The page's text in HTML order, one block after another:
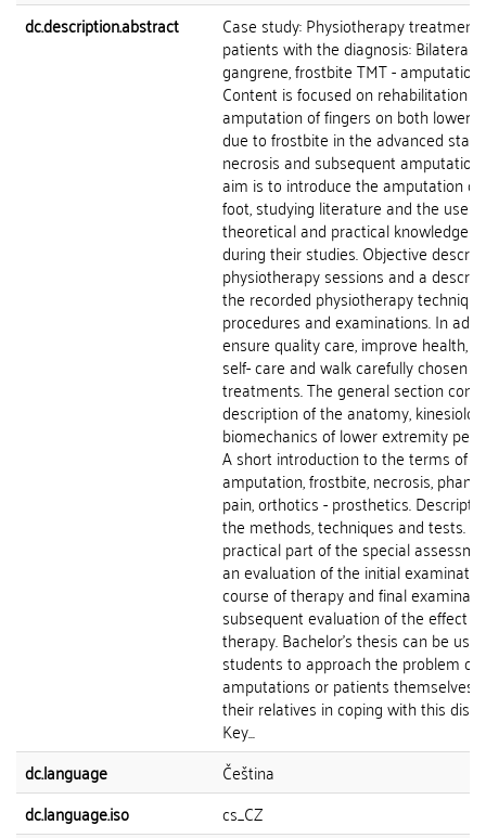
dc.description.abstract
Case study: Physiotherapy treatment
patients with the diagnosis: Bilateral
gangrene, frostbite TMT - amputation
Content is focused on rehabilitation
amputation of fingers on both lower
due to frostbite in the advanced
necrosis and subsequent
aim is to introduce the amputation
foot, studying literature and the use of
theoretical and practical knowledge
during their studies. Objective
physiotherapy sessions and a
the recorded physiotherapy
procedures and examinations. In
ensure quality care, improve health,
self- care and walk carefully chosen
treatments. The general section
description of the anatomy,
biomechanics of lower extremity
A short introduction to the terms of
amputation, frostbite, necrosis,
pain, orthotics - prosthetics.
the methods, techniques and tests.
practical part of the special
an evaluation of the initial
course of therapy and final
subsequent evaluation of the effect of
therapy. Bachelor's thesis can be
students to approach the problem of
amputations or patients themselves
their relatives in coping with this
Key...
dc.language
Čeština
dc.language.iso
cs_CZ